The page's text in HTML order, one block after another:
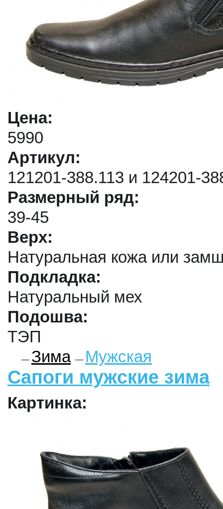
Цена:
5990
Артикул:
121201-388.113 и 124201-
Размерный ряд:
39-45
Верх:
Натуральная кожа или
Подкладка:
Натуральный мех
Подошва:
ТЭП
Зима
Мужская
Сапоги мужские зима
Картинка: